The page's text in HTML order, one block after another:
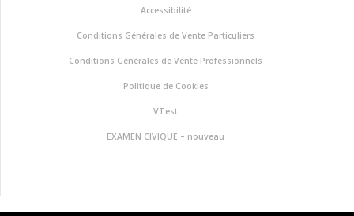
Accessibilité
Conditions Générales de Vente Particuliers
Conditions Générales de Vente Professionnels
Politique de Cookies
VTest
EXAMEN CIVIQUE – nouveau